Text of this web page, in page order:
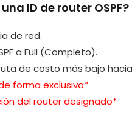
ID de router
de red.
a Full (Completo).
de costo más bajo
forma exclusiva*
del router designado*